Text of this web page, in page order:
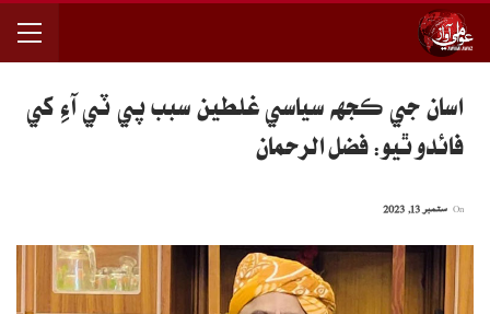
اسان جي ڪجهه سياسي غلطين سبب پي ٽي آءِ کي
فائدو ٿيو: فضل الرحمان